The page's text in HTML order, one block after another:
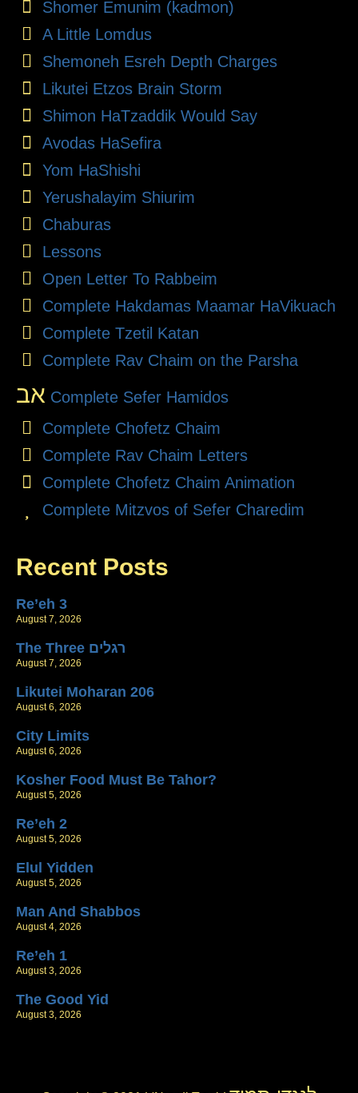
Shomer Emunim (kadmon)
A Little Lomdus
Shemoneh Esreh Depth Charges
Likutei Etzos Brain Storm
Shimon HaTzaddik Would Say
Avodas HaSefira
Yom HaShishi
Yerushalayim Shiurim
Chaburas
Lessons
Open Letter To Rabbeim
Complete Hakdamas Maamar HaVikuach
Complete Tzetil Katan
Complete Rav Chaim on the Parsha
אב Complete Sefer Hamidos
Complete Chofetz Chaim
Complete Rav Chaim Letters
Complete Chofetz Chaim Animation
Complete Mitzvos of Sefer Charedim
Recent Posts
Re’eh 3
August 7, 2026
The Three רגלים
August 7, 2026
Likutei Moharan 206
August 6, 2026
City Limits
August 6, 2026
Kosher Food Must Be Tahor?
August 5, 2026
Re’eh 2
August 5, 2026
Elul Yidden
August 5, 2026
Man And Shabbos
August 4, 2026
Re’eh 1
August 3, 2026
The Good Yid
August 3, 2026